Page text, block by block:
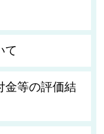
て
金等の評価結